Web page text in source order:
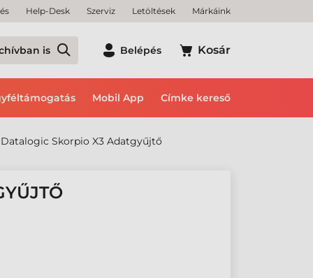
Help-Desk Szerviz Letöltések Márkáink
is Belépés Kosár
Mobil App Címke kereső
Datalogic Skorpio X3 Adatgyűjtő